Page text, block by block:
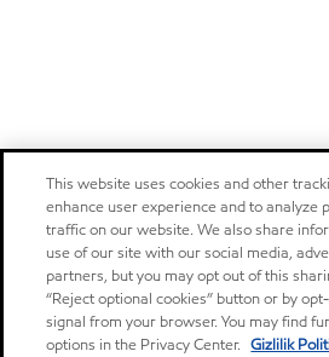
This website uses cookies and other
enhance user experience and to analyze
traffic on our website. We also share
use of our site with our social media,
partners, but you may opt out of this
“Reject optional cookies” button or by
signal from your browser. You may find
options in the Privacy Center. Gizlilik